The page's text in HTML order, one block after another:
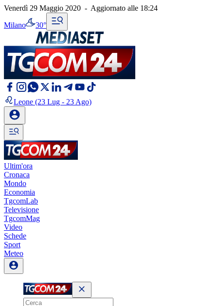
Venerdì 29 Maggio 2020 - Aggiornato alle 18:24
Milano 30°
Leone (23 Lug - 23 Ago)
Ultim'ora
Cronaca
Mondo
Economia
TgcomLab
Televisione
TgcomMag
Video
Schede
Sport
Meteo